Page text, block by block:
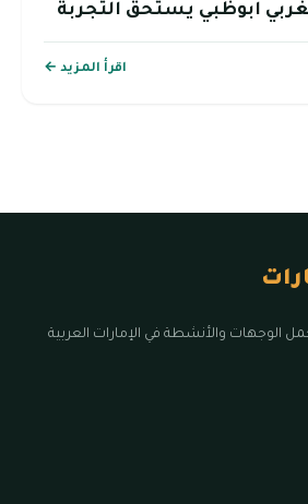
ابوظبي يستحق التجربة
اقرأ المزيد ←
الوجهات والأنشطة في الإمارات العربية